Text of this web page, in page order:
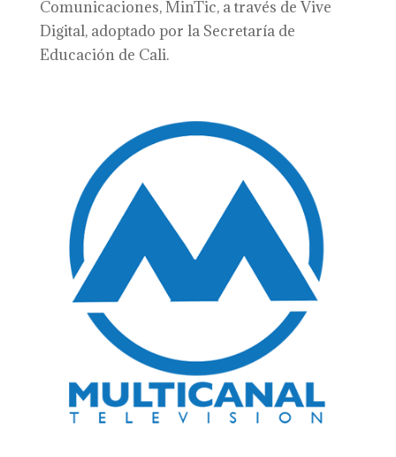
Comunicaciones, MinTic, a través de Vive
Digital, adoptado por la Secretaría de
Educación de Cali.